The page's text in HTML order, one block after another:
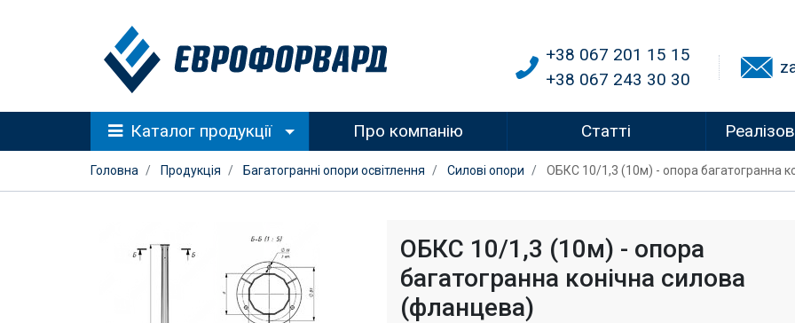
+38 067 201 15 15
+38 067 243 30 30
Каталог продукції Про компанію Статті
Головна Продукція Багатогранні опори освітлення Силові опори ОБКС 10/1,3 (10м) - опора багатогранна
ОБКС 10/1,3 (10м) - опора
багатогранна конічна силова
(фланцева)